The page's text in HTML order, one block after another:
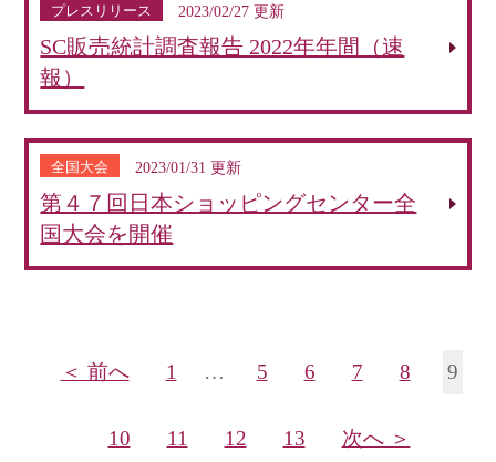
プレスリリース 2023/02/27 更新
SC販売統計調査報告 2022年年間（速
報）
全国大会 2023/01/31 更新
第４７回日本ショッピングセンター全
国大会を開催
＜ 前へ 1 … 5 6 7 8 9
10 11 12 13 次へ ＞